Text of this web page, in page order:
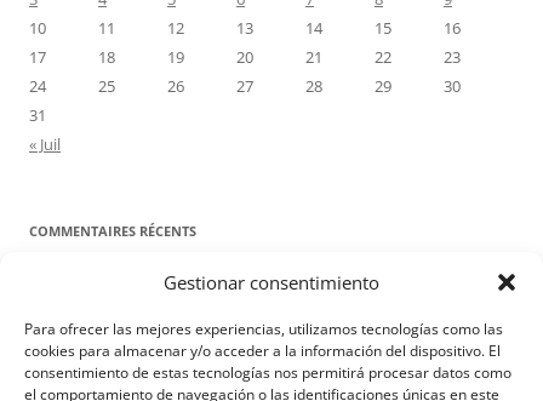
Gestionar consentimiento
Para ofrecer las mejores experiencias, utilizamos tecnologías como las
cookies para almacenar y/o acceder a la información del dispositivo. El
consentimiento de estas tecnologías nos permitirá procesar datos como
el comportamiento de navegación o las identificaciones únicas en este
10
11 12 13 14 15
16
17
18 19 20 21 22
23
24
25 26 27 28 29
30
31
« Juil
COMMENTAIRES RÉCENTS
Proyecto Amor ConyugaldansContre toute attente. Commentaire
pour les époux : Luc 12, 8-12
Manuel MirallesdansContre toute attente. Commentaire pour les
époux : Luc 12, 8-12